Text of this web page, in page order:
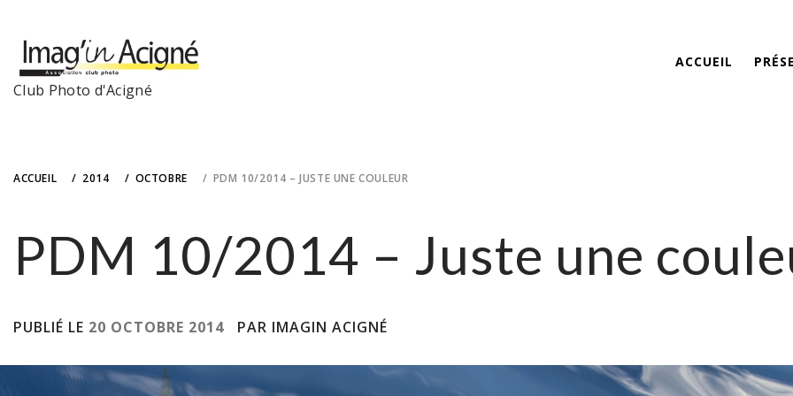
content
Club Photo d'Acigné
ACCUEIL
ACCUEIL 2014 OCTOBRE PDM 10/2014 – JUSTE UNE COULEUR
PDM 10/2014 – Juste une
PUBLIÉ LE 20 OCTOBRE 2014 PAR IMAGIN ACIGNÉ